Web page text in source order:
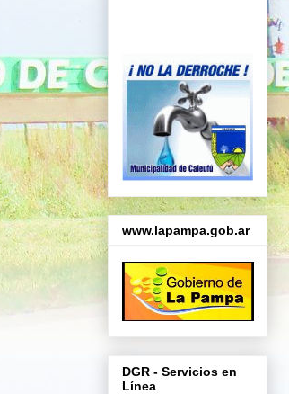
www.lapampa.gob.ar
DGR - Servicios en
Línea